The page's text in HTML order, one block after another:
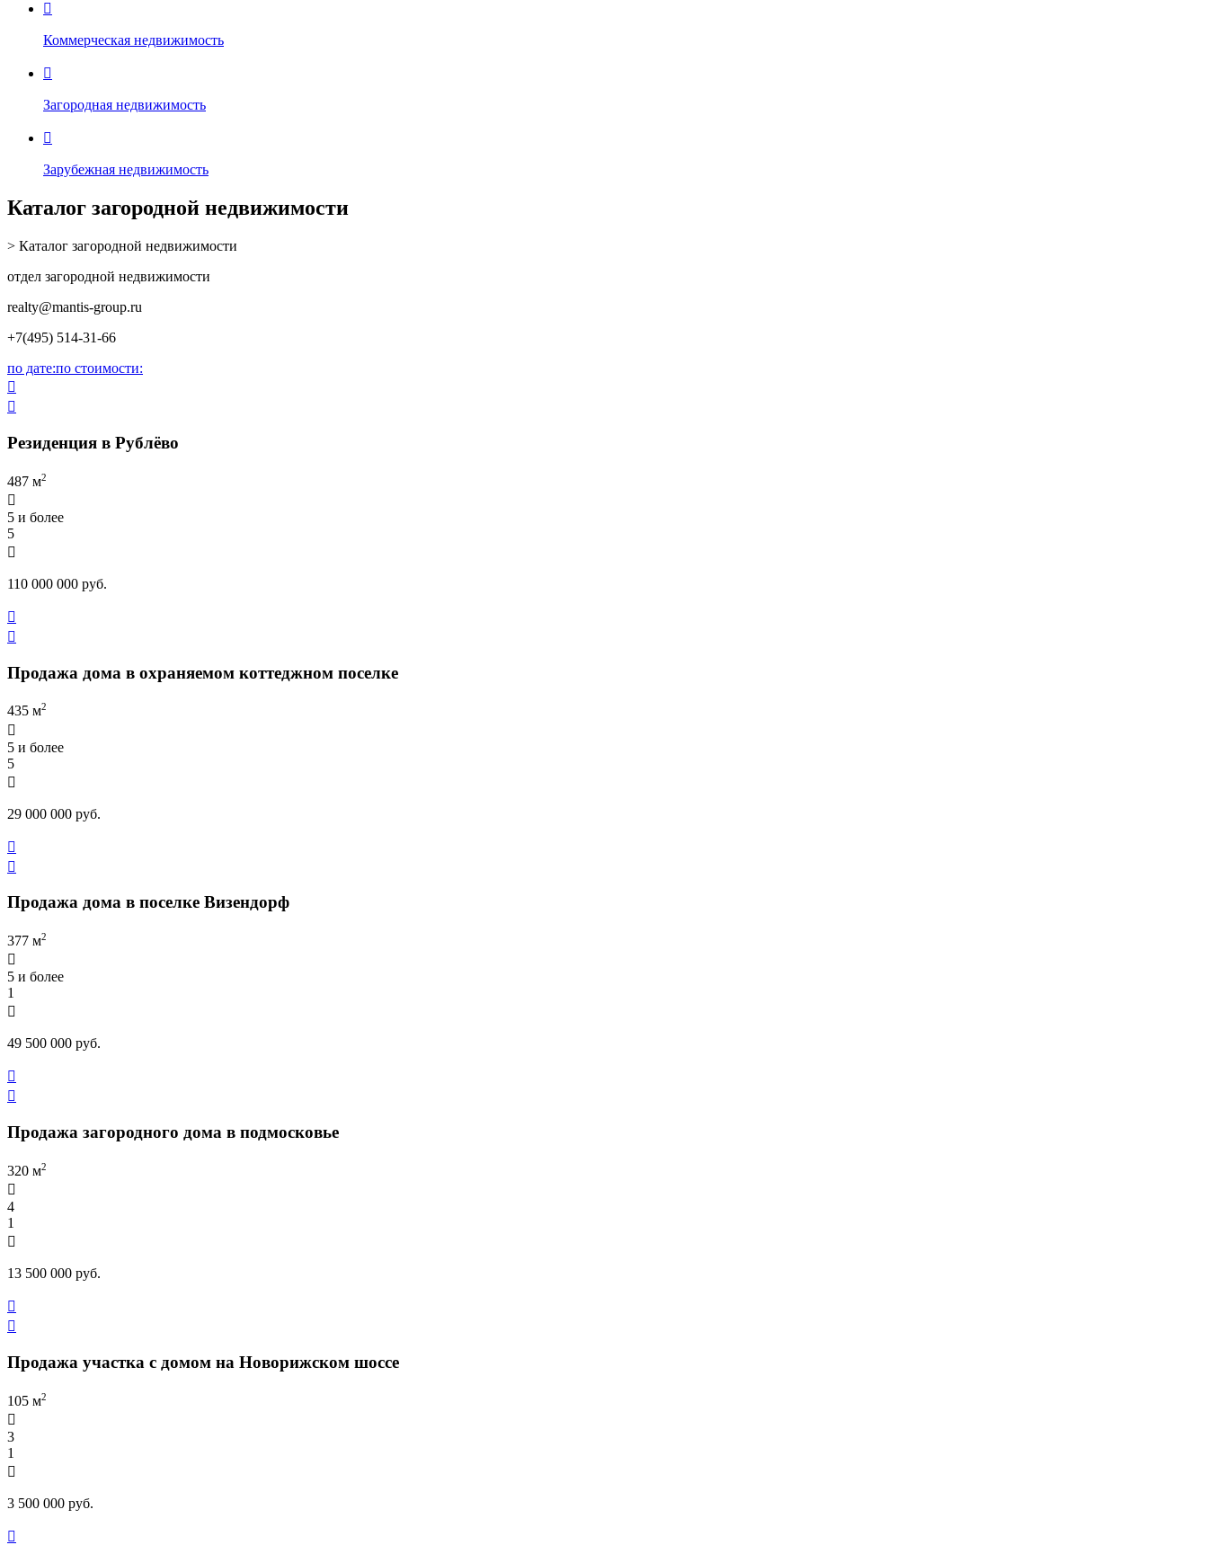

Коммерческая недвижимость

Загородная недвижимость

Зарубежная недвижимость
Каталог загородной недвижимости
> Каталог загородной недвижимости
отдел загородной недвижимости
realty@mantis-group.ru
+7(495) 514-31-66
по дате:по стоимости:


Резиденция в Рублёво
487 м2

5 и более
5

110 000 000 руб.


Продажа дома в охраняемом коттеджном поселке
435 м2

5 и более
5

29 000 000 руб.


Продажа дома в поселке Визендорф
377 м2

5 и более
1

49 500 000 руб.


Продажа загородного дома в подмосковье
320 м2

4
1

13 500 000 руб.


Продажа участка с домом на Новорижском шоссе
105 м2

3
1

3 500 000 руб.
